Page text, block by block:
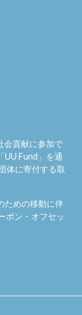
会貢献に参加で
UU Fund 」を通
体に寄付する取
ための移動に伴
ボン・オフセッ